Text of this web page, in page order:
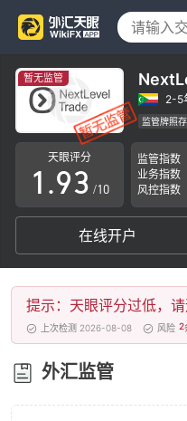
暂无监管
2-5
监管牌照
天眼评分
0
1
2
3
4
5
6
7
.
5
6
7
8
9
0
1
2
3
4
5
6
7
8
9
/10
监管指数
业务指数
风控指数
在线开户
提示：天眼评分过低，请
上次检测 2026-08-08 风险 2
外汇监管